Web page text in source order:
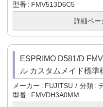
型番
FMV513D6C5
詳細ペー
ESPRIMO D581/D
ル カスタムメイド標準
メーカー FUJITSU 分類
型番
FMVDH3A0MM